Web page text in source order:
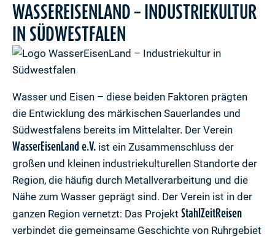
WASSEREISENLAND – INDUSTRIEKULTUR
IN SÜDWESTFALEN
Wasser und Eisen – diese beiden Faktoren prägten
die Entwicklung des märkischen Sauerlandes und
Südwestfalens bereits im Mittelalter. Der Verein
WasserEisenLand e.V. ist ein Zusammenschluss der
großen und kleinen industriekulturellen Standorte der
Region, die häufig durch Metallverarbeitung und die
Nähe zum Wasser geprägt sind. Der Verein ist in der
ganzen Region vernetzt: Das Projekt StahlZeitReisen
verbindet die gemeinsame Geschichte von Ruhrgebiet